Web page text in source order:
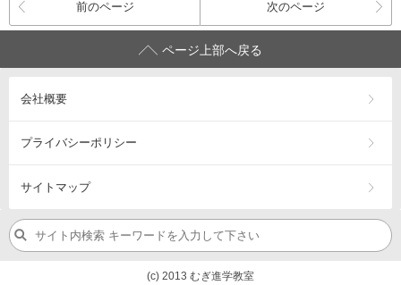
前のページ 次のページ
ページ上部へ戻る
会社概要
プライバシーポリシー
サイトマップ
(c) 2013 むぎ進学教室